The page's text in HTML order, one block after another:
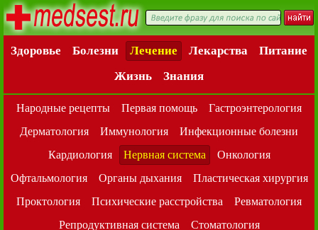
Здоровье Болезни Лечение Лекарства
Питание
Жизнь
Знания
Народные рецепты Первая помощь
Гастроэнтерология
Дерматология
Иммунология
Инфекционные болезни
Кардиология
Нервная система
Онкология
Офтальмология
Органы дыхания
Пластическая хирургия
Проктология
Психические расстройства
Ревматология
Репродуктивная система
Стоматология